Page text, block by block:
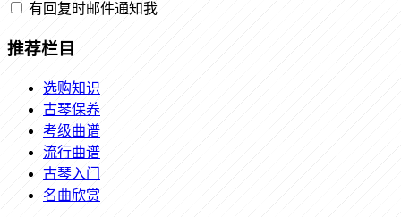
有回复时邮件通知我
推荐栏目
选购知识
古琴保养
考级曲谱
流行曲谱
古琴入门
名曲欣赏